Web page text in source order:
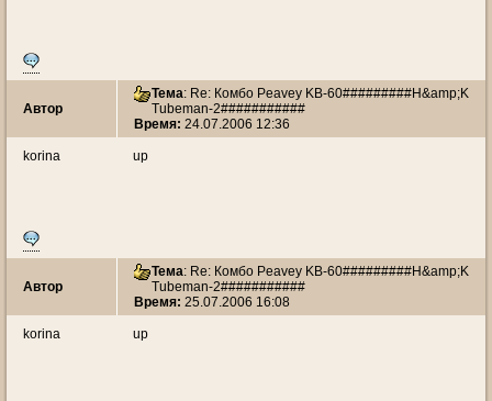
Автор
Тема: Re: Комбо Peavey KB-60#########H&amp;K
Tubeman-2###########
Время: 24.07.2006 12:36
korina up
Автор
Тема: Re: Комбо Peavey KB-60#########H&amp;K
Tubeman-2###########
Время: 25.07.2006 16:08
korina up